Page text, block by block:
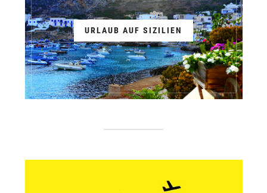
URLAUB AUF SIZILIEN